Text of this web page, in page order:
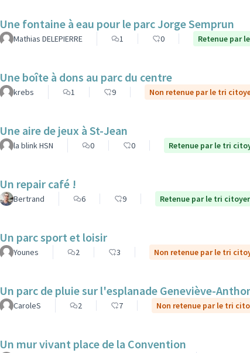
Une fontaine à eau pour le parc Jorge Semprun
Mathias DELEPIERRE 1 0 Retenue par
Une boîte à dons au parc du centre
krebs 1 9 Non retenue par le tri
Une aire de jeux à St-Jean
la blink HSN 0 0 Retenue par le tri
Un repair café !
Bertrand 6 9 Retenue par le tri
Un parc sport et loisir
Younes 2 3 Non retenue par le tri
Un parc de pluie sur l'esplanade Geneviève-
CaroleS 2 7 Non retenue par le tri
Un mur vivant place de la Convention